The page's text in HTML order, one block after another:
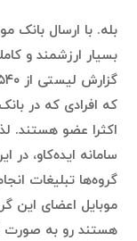
بله. با ارسال بانک
بسیار ارزشمند و
که افرادی که در
اکثرا عضو هستند.
سامانه ایده‌کاو،
گروه‌ها تبلیغات
موبایل اعضای این
هستند رو به صورت